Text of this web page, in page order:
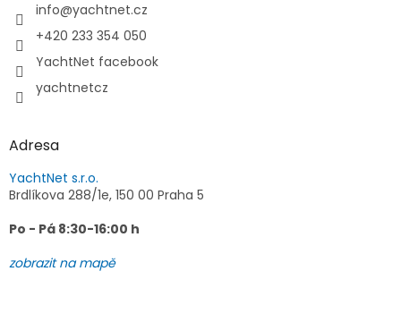
info@yachtnet.cz
+420 233 354 050
YachtNet facebook
yachtnetcz
Adresa
YachtNet s.r.o.
Brdlíkova 288/1e, 150 00 Praha 5
Po - Pá 8:30-16:00 h
zobrazit na mapě